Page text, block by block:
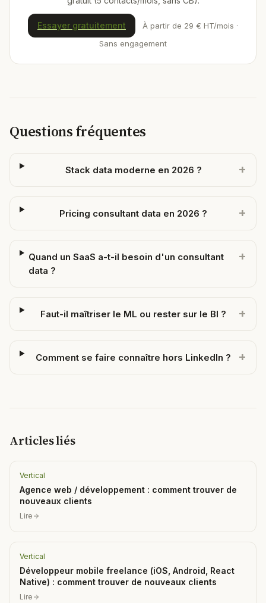
Essayer gratuitement
À partir de 29 € HT/mois ·
Sans engagement
Questions fréquentes
Stack data moderne en 2026 ? +
Pricing consultant data en 2026 ? +
Quand un SaaS a-t-il besoin d'un consultant
data ?
+
Faut-il maîtriser le ML ou rester sur le BI ? +
Comment se faire connaître hors LinkedIn ? +
Articles liés
Vertical
Agence web / développement : comment trouver de
nouveaux clients
Lire
Vertical
Développeur mobile freelance (iOS, Android, React
Native) : comment trouver de nouveaux clients
Lire